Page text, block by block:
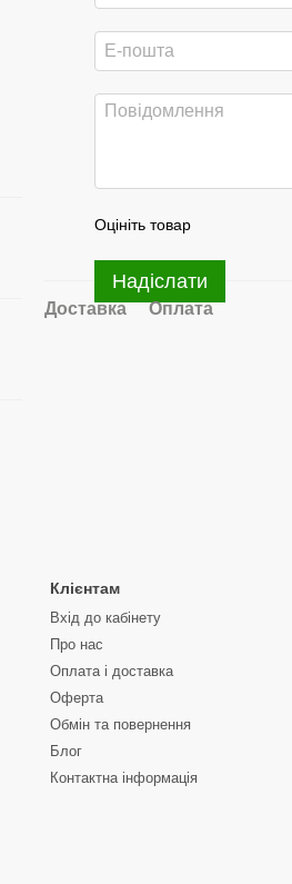
Оцініть товар
Надіслати
Доставка Оплата
Клієнтам
Вхід до кабінету
Про нас
Оплата і доставка
Оферта
Обмін та повернення
Блог
Контактна інформація